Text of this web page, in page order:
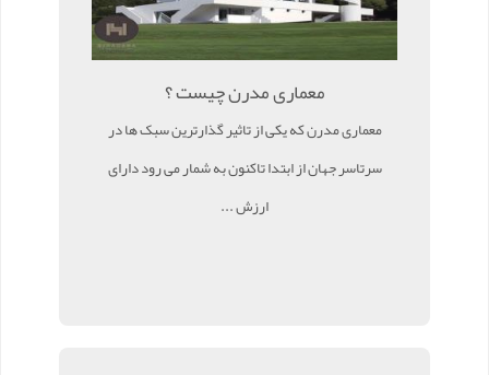
معماری مدرن چیست ؟
معماری مدرن که یکی از تاثیر گذارترین سبک ها در
سرتاسر جهان از ابتدا تاکنون به شمار می رود دارای
ارزش ...